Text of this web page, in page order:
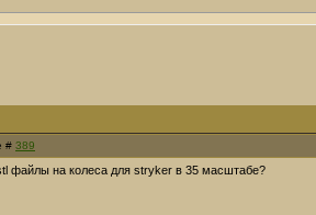
# 389
файлы на колеса для stryker в 35 масштабе?